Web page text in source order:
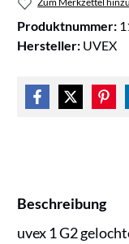
Produktnummer:
Hersteller: UVEX
Beschreibung
uvex 1 G2